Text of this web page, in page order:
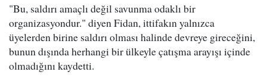
"Bu, saldırı amaçlı değil savunma odaklı bir
organizasyondur." diyen Fidan, ittifakın yalnızca
üyelerden birine saldırı olması halinde devreye gireceğini,
bunun dışında herhangi bir ülkeyle çatışma arayışı içinde
olmadığını kaydetti.